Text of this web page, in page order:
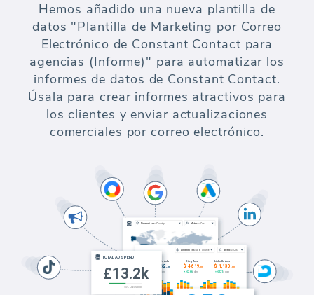
Hemos añadido una nueva plantilla de
datos "Plantilla de Marketing por Correo
Electrónico de Constant Contact para
agencias (Informe)" para automatizar los
informes de datos de Constant Contact.
Úsala para crear informes atractivos para
los clientes y enviar actualizaciones
comerciales por correo electrónico.